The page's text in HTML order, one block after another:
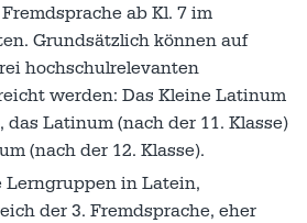
ab Kl. 7 im
Grundsätzlich können auf
hochschulrelevanten
werden: Das Kleine Latinum
das Latinum (nach der 11. Klasse)
(nach der 12. Klasse).
Lerngruppen in Latein,
der 3. Fremdsprache, eher